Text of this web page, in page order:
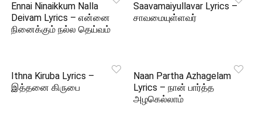
Ennai Ninaikkum Nalla
Deivam Lyrics – என்னை
நினைக்கும் நல்ல தெய்வம்
Saavamaiyullavar Lyrics –
சாவமையுள்ளவர்
Ithna Kiruba Lyrics –
இத்தனை கிருபை
Naan Partha Azhagelam
Lyrics – நான் பார்த்த
அழகெல்லாம்